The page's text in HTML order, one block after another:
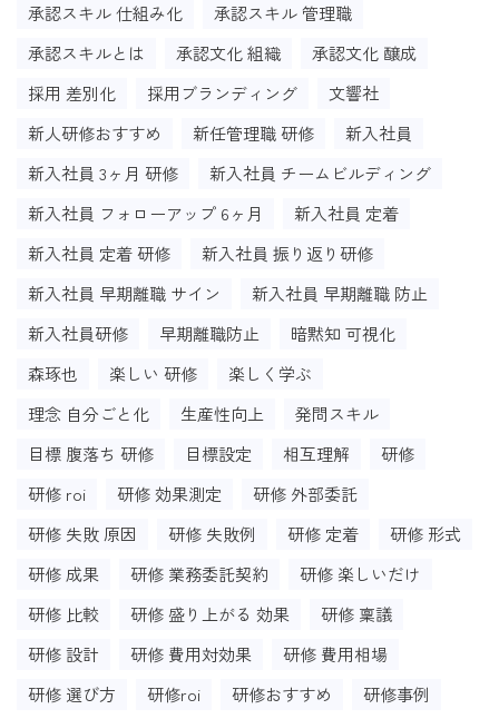
承認スキル 仕組み化
承認スキル 管理職
承認スキルとは
承認文化 組織
承認文化 醸成
採用 差別化
採用ブランディング
文響社
新人研修おすすめ
新任管理職 研修
新入社員
新入社員 3ヶ月 研修
新入社員 チームビルディング
新入社員 フォローアップ 6ヶ月
新入社員 定着
新入社員 定着 研修
新入社員 振り返り研修
新入社員 早期離職 サイン
新入社員 早期離職 防止
新入社員研修
早期離職防止
暗黙知 可視化
森琢也
楽しい 研修
楽しく学ぶ
理念 自分ごと化
生産性向上
発問スキル
目標 腹落ち 研修
目標設定 相互理解
研修
研修 roi
研修 効果測定
研修 外部委託
研修 失敗 原因
研修 失敗例 研修 定着
研修 形式
研修 成果
研修 業務委託契約
研修 楽しいだけ
研修 比較
研修 盛り上がる 効果
研修 稟議
研修 設計
研修 費用対効果
研修 費用相場
研修 選び方
研修roi 研修おすすめ
研修事例